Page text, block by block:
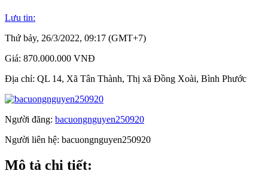
Lưu tin:
Thứ bảy, 26/3/2022, 09:17 (GMT+7)
Giá: 870.000.000 VNĐ
Địa chỉ: QL 14, Xã Tân Thành, Thị xã Đồng Xoài, Bình Phước
Người đăng: bacuongnguyen250920
Người liên hệ: bacuongnguyen250920
Mô tả chi tiết: